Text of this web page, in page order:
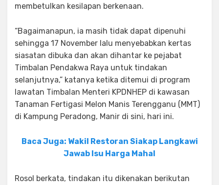
membetulkan kesilapan berkenaan.
“Bagaimanapun, ia masih tidak dapat dipenuhi
sehingga 17 November lalu menyebabkan kertas
siasatan dibuka dan akan dihantar ke pejabat
Timbalan Pendakwa Raya untuk tindakan
selanjutnya,” katanya ketika ditemui di program
lawatan Timbalan Menteri KPDNHEP di kawasan
Tanaman Fertigasi Melon Manis Terengganu (MMT)
di Kampung Peradong, Manir di sini, hari ini.
Baca Juga: Wakil Restoran Siakap Langkawi
Jawab Isu Harga Mahal
Rosol berkata, tindakan itu dikenakan berikutan